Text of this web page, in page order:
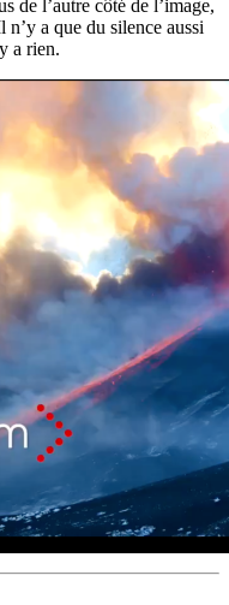
de l’autre côté de l’image,
a que du silence aussi
a rien.